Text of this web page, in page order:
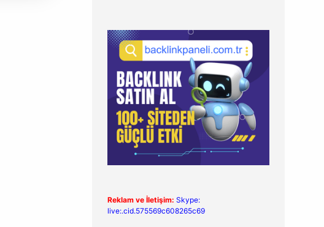
Reklam ve İletişim: Skype:
live:.cid.575569c608265c69